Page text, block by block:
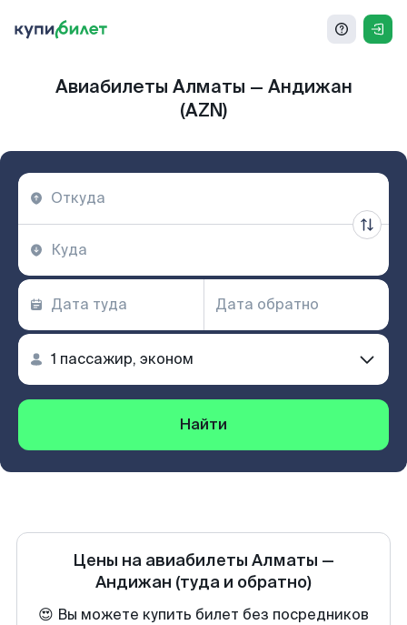
Авиабилеты Алматы — Андижан
(AZN)
Найти
Цены на авиабилеты Алматы —
Андижан (туда и обратно)
😍 Вы можете купить билет без посредников